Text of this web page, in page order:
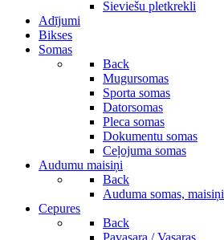
Sieviešu pletkrekli
Adījumi
Bikses
Somas
Back
Mugursomas
Sporta somas
Datorsomas
Pleca somas
Dokumentu somas
Ceļojuma somas
Audumu maisiņi
Back
Auduma somas, maisiņi
Cepures
Back
Pavasara / Vasaras